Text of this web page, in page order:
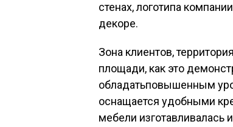
стенах, логотипа
декоре.
Зона клиентов,
площади, как это
обладатьповышенным
оснащается удобными
мебели изготавливалась